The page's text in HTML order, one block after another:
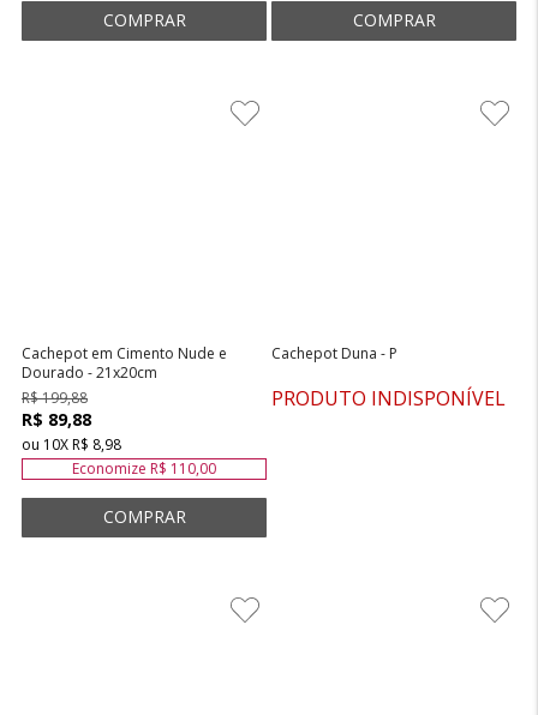
Cachepot em Cimento Nude e
Dourado - 21x20cm
R$ 199,88
R$ 89,88
ou 10XR$ 8,98
Economize R$ 110,00
Cachepot Duna - P
PRODUTO INDISPONÍVEL